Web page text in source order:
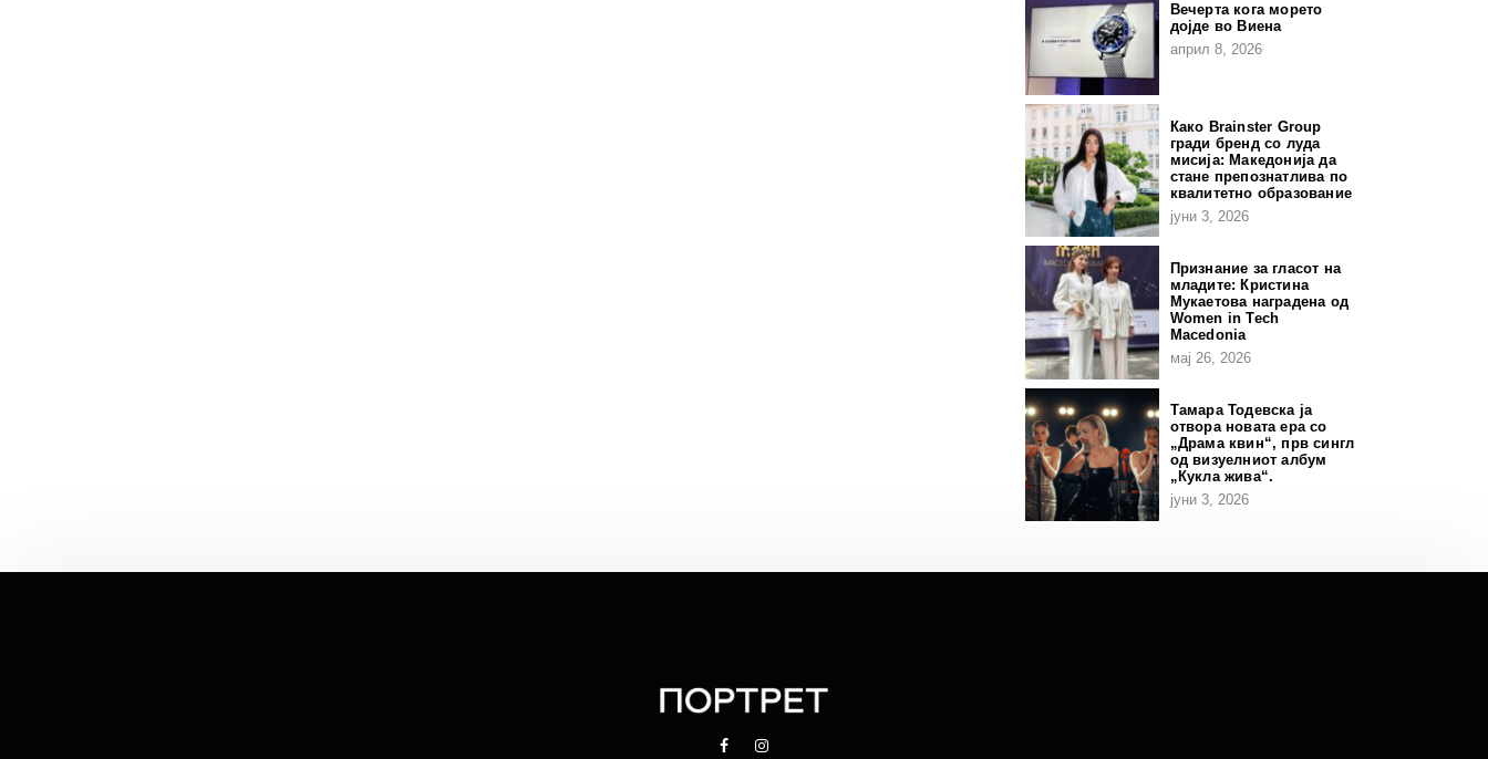
Вечерта кога морето
дојде во Виена
април 8, 2026
Како Brainster Group
гради бренд со луда
мисија: Македонија да
стане препознатлива по
квалитетно образование
јуни 3, 2026
Признание за гласот на
младите: Кристина
Мукаетова наградена од
Women in Tech
Macedonia
мај 26, 2026
Тамара Тодевска ја
отвора новата ера со
„Драма квин“, прв сингл
од визуелниот албум
„Кукла жива“.
јуни 3, 2026